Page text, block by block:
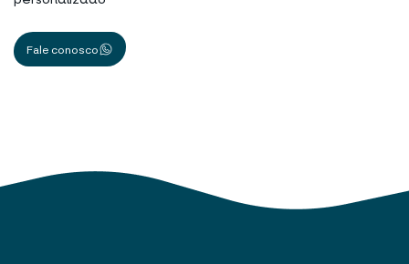
Fale conosco